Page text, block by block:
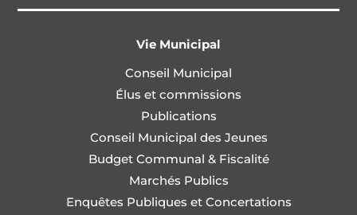
Vie Municipal
Conseil Municipal
Élus et commissions
Publications
Conseil Municipal des Jeunes
Budget Communal & Fiscalité
Marchés Publics
Enquêtes Publiques et Concertations